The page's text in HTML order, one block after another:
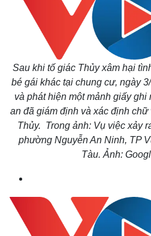
Pháp luật
Tin nóng
Tư vấn luật
Sau khi tố giác Thủy xâm hại
bé gái khác tại chung cư, ngày
và phát hiện một mảnh giấy
an đã giám định và xác định
Thủy. Trong ảnh: Vụ việc xảy
phường Nguyễn An Ninh, TP
Tàu. Ảnh: